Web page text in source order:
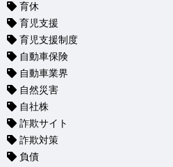
育休
育児支援
育児支援制度
自動車保険
自動車業界
自然災害
自社株
詐欺サイト
詐欺対策
負債